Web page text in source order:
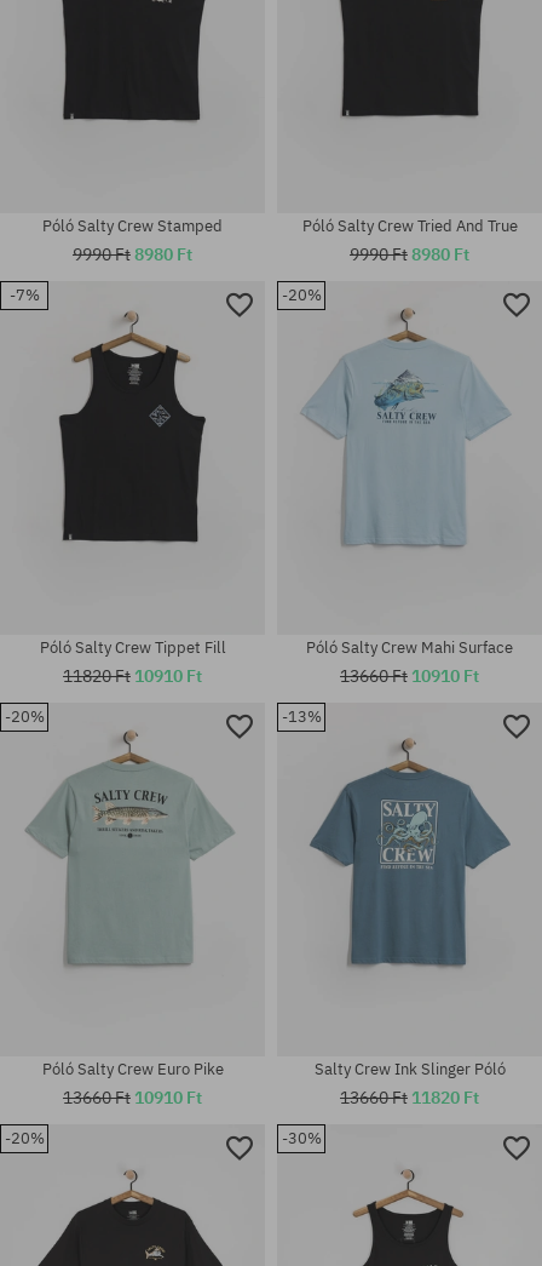
Elérhető méretek:
Elérhető méretek:
M; L; XL; XXL
Elérhető méretek:
M; L; XL
Póló Salty Crew Stamped
9990 Ft8980 Ft
Elérhető méretek:
Póló Salty Crew Tried And True
9990 Ft8980 Ft
-7%
Elérhető méretek:
Póló Salty Crew Tippet Fill
11820 Ft 10910 Ft
-20%
Elérhető méretek:
Póló Salty Crew Mahi Surface
13660 Ft 10910 Ft
-20%
Póló Salty Crew Euro Pike
13660 Ft 10910 Ft
-13%
Salty Crew Ink Slinger Póló
13660 Ft 11820 Ft
-20% -30%